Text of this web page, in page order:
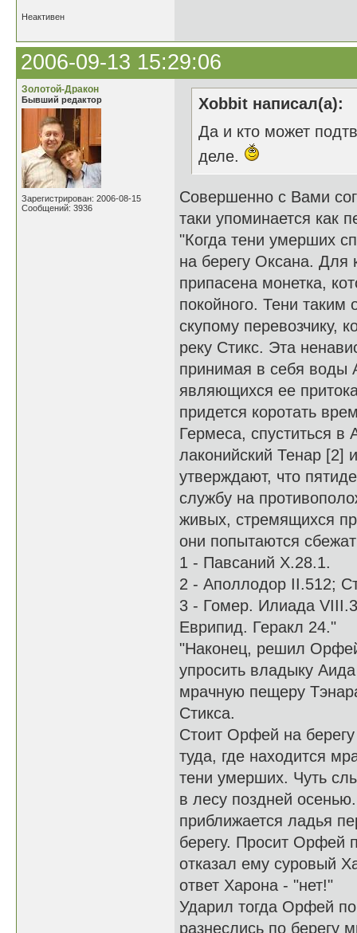
Неактивен
2006-09-13 15:29:06
Золотой-Дракон
Бывший редактор
Зарегистрирован: 2006-08-15
Сообщений: 3936
Xobbit написал(а):
Да и кто может
деле.
Совершенно с Вами
таки упоминается как
"Когда тени умерших
на берегу Оксана. Для
припасена монетка,
покойного. Тени таким
скупому перевозчику,
реку Стикс. Эта
принимая в себя воды
являющихся ее
придется коротать
Гермеса, спуститься в
лаконийский Тенар [2]
утверждают, что
службу на
живых, стремящихся
они попытаются
1 - Павсаний Х.28.1.
2 - Аполлодор II.512;
3 - Гомер. Илиада
Еврипид. Геракл 24."
"Наконец, решил
упросить владыку
мрачную пещеру
Стикса.
Стоит Орфей на берегу
туда, где находится
тени умерших. Чуть
в лесу поздней
приближается ладья
берегу. Просит Орфей
отказал ему суровый
ответ Харона - "нет!"
Ударил тогда Орфей
разнеслись по берегу